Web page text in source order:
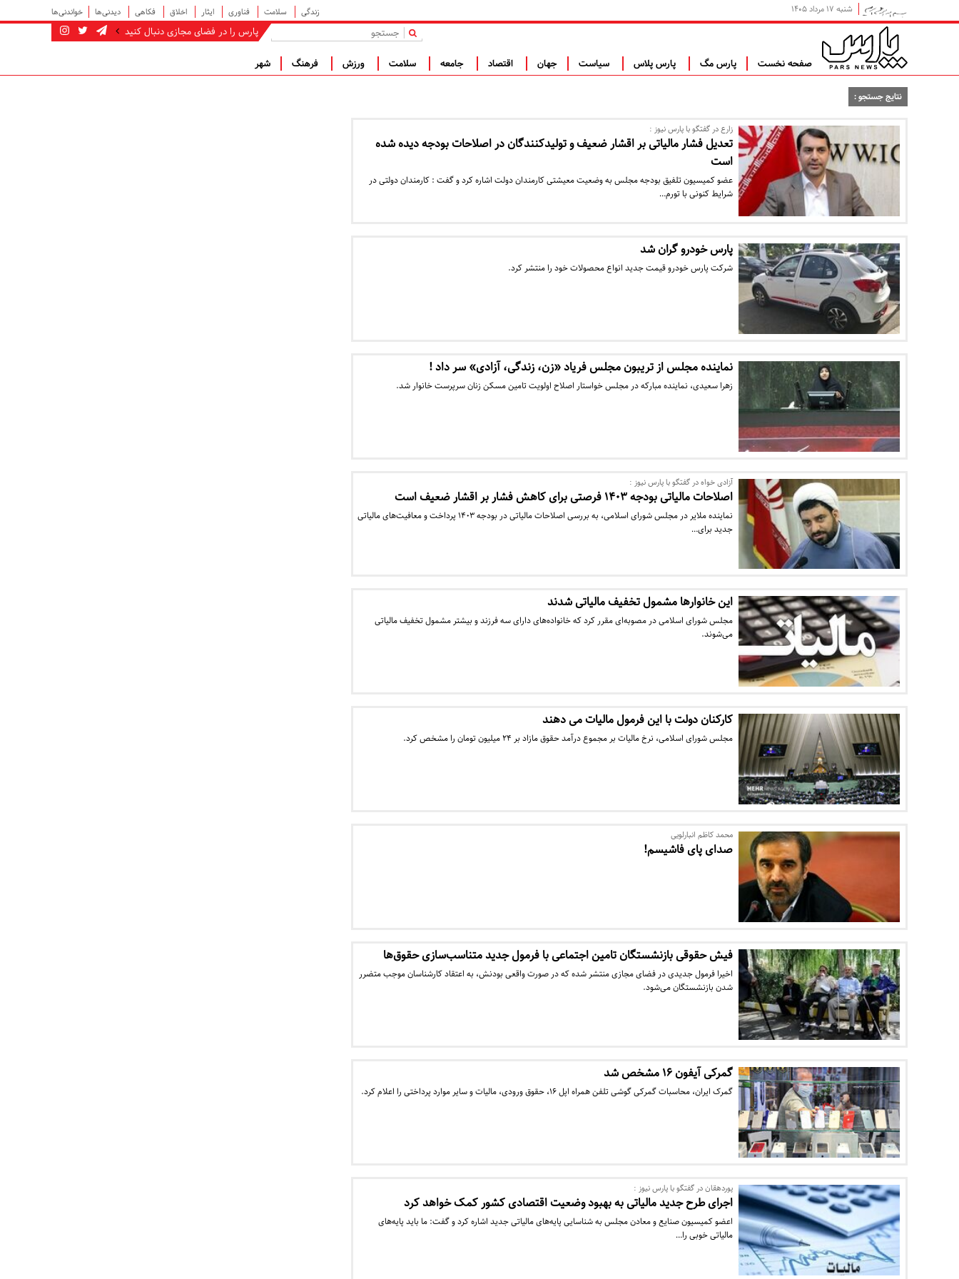
شنبه ۱۷ مرداد ۱۴۰۵ زندگی سلامت فناوری ایثار اخلاق فکاهی دیدنی‌ها خواندنی‌ها
پارس را در فضای مجازی دنبال کنید |
صفحه نخست پارس مگ پارس پلاس سیاست جهان اقتصاد جامعه سلامت ورزش فرهنگ شهر
نتایج جستجو :
زارع در گفتگو با پارس نیوز :
تعدیل فشار مالیاتی بر اقشار ضعیف و تولیدکنندگان در اصلاحات بودجه دیده شده
است
عضو کمیسیون تلفیق بودجه مجلس به وضعیت معیشتی کارمندان دولت اشاره کرد و گفت : کارمندان دولتی در
شرایط کنونی با تورم…
پارس خودرو گران شد
شرکت پارس خودرو قیمت جدید انواع محصولات خود را منتشر کرد.
نماینده مجلس از تریبون مجلس فریاد «زن، زندگی، آزادی» سر داد !
زهرا سعیدی، نماینده مبارکه در مجلس خواستار اصلاح اولویت تامین مسکن زنان سرپرست خانوار شد.
آزادی خواه در گفتگو با پارس نیوز :
اصلاحات مالیاتی بودجه ۱۴۰۳ فرصتی برای کاهش فشار بر اقشار ضعیف است
نماینده ملایر در مجلس شورای اسلامی، به بررسی اصلاحات مالیاتی در بودجه ۱۴۰۳ پرداخت و معافیت‌های مالیاتی
جدید برای…
این خانوارها مشمول تخفیف مالیاتی شدند
مجلس شورای اسلامی در مصوبه‌ای مقرر کرد که خانواده‌های دارای سه فرزند و بیشتر مشمول تخفیف مالیاتی
می‌شوند.
کارکنان دولت با این فرمول مالیات می دهند
مجلس شورای اسلامی، نرخ مالیات بر مجموع درآمد حقوق مازاد بر ۲۴ میلیون تومان را مشخص کرد.
محمد کاظم انبارلویی
صدای پای فاشیسم!
فیش حقوقی بازنشستگان تامین اجتماعی با فرمول جدید متناسب‌سازی حقوق‌ها
اخیرا فرمول جدیدی در فضای مجازی منتشر شده که در صورت واقعی بودنش، به اعتقاد کارشناسان موجب متضرر
شدن بازنشستگان می‌شود.
گمرکی آیفون ۱۶ مشخص شد
گمرک ایران، محاسبات گمرکی گوشی تلفن همراه اپل ۱۶، حقوق ورودی، مالیات و سایر موارد پرداختی را اعلام کرد.
پوردهقان در گفتگو با پارس نیوز :
اجرای طرح جدید مالیاتی به بهبود وضعیت اقتصادی کشور کمک خواهد کرد
اعضو کمیسیون صنایع و معادن مجلس به شناسایی پایه‌های مالیاتی جدید اشاره کرد و گفت: ما باید پایه‌های
مالیاتی خوبی را…